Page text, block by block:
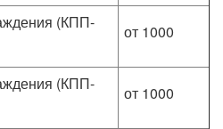
(КПП-
от 1000
(КПП-
от 1000